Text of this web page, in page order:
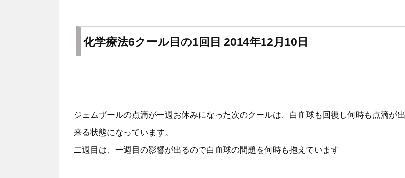
化学療法6クール目の1回目 2014年12月10日
ジェムザールの点滴が一週お休みになった次のクールは、白血球も回復し何時も点滴が出
来る状態になっています。
二週目は、一週目の影響が出るので白血球の問題を何時も抱えています